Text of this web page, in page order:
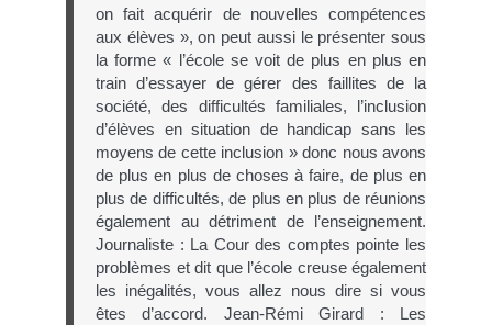
on fait acquérir de nouvelles compétences
aux élèves », on peut aussi le présenter sous
la forme « l’école se voit de plus en plus en
train d’essayer de gérer des faillites de la
société, des difficultés familiales, l’inclusion
d’élèves en situation de handicap sans les
moyens de cette inclusion » donc nous avons
de plus en plus de choses à faire, de plus en
plus de difficultés, de plus en plus de réunions
également au détriment de l’enseignement.
Journaliste : La Cour des comptes pointe les
problèmes et dit que l’école creuse également
les inégalités, vous allez nous dire si vous
êtes d’accord. Jean-Rémi Girard : Les